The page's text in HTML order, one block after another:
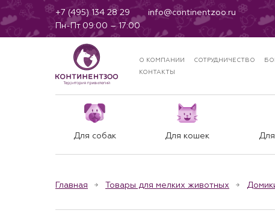
+7 (495) 134 28 29
info@continentzoo.ru
Пн-Пт 09:00 – 17:00
О КОМПАНИИ СОТРУДНИЧЕСТВО
КОНТАКТЫ
Для собак Для кошек
Главная Товары для мелких животных